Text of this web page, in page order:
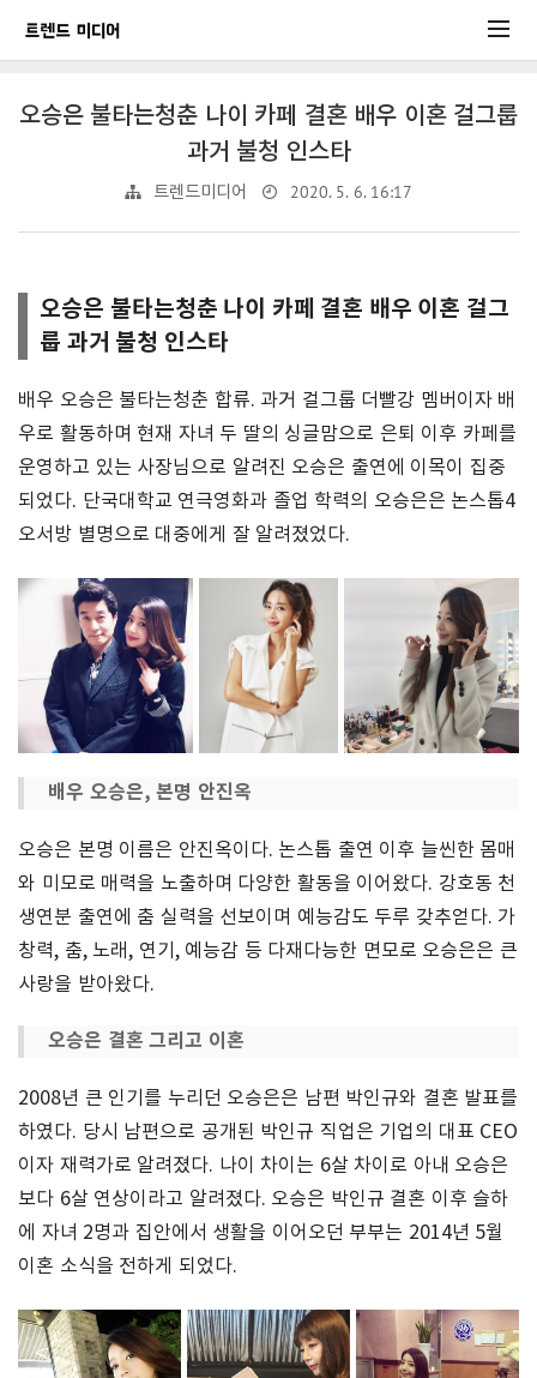
오승은 불타는청춘 나이 카페 결혼 배우 이혼 걸그룹
과거 불청 인스타
트렌드미디어 2020. 5. 6. 16:17
오승은 불타는청춘 나이 카페 결혼 배우 이혼 걸그
룹 과거 불청 인스타
배우 오승은 불타는청춘 합류. 과거 걸그룹 더빨강 멤버이자 배
우로 활동하며 현재 자녀 두 딸의 싱글맘으로 은퇴 이후 카페를
운영하고 있는 사장님으로 알려진 오승은 출연에 이목이 집중
되었다. 단국대학교 연극영화과 졸업 학력의 오승은은 논스톱4
오서방 별명으로 대중에게 잘 알려졌었다.
배우 오승은, 본명 안진옥
오승은 본명 이름은 안진옥이다. 논스톱 출연 이후 늘씬한 몸매
와 미모로 매력을 노출하며 다양한 활동을 이어왔다. 강호동 천
생연분 출연에 춤 실력을 선보이며 예능감도 두루 갖추얻다. 가
창력, 춤, 노래, 연기, 예능감 등 다재다능한 면모로 오승은은 큰
사랑을 받아왔다.
오승은 결혼 그리고 이혼
2008년 큰 인기를 누리던 오승은은 남편 박인규와 결혼 발표를
하였다. 당시 남편으로 공개된 박인규 직업은 기업의 대표 CEO
이자 재력가로 알려졌다. 나이 차이는 6살 차이로 아내 오승은
보다 6살 연상이라고 알려졌다. 오승은 박인규 결혼 이후 슬하
에 자녀 2명과 집안에서 생활을 이어오던 부부는 2014년 5월
이혼 소식을 전하게 되었다.